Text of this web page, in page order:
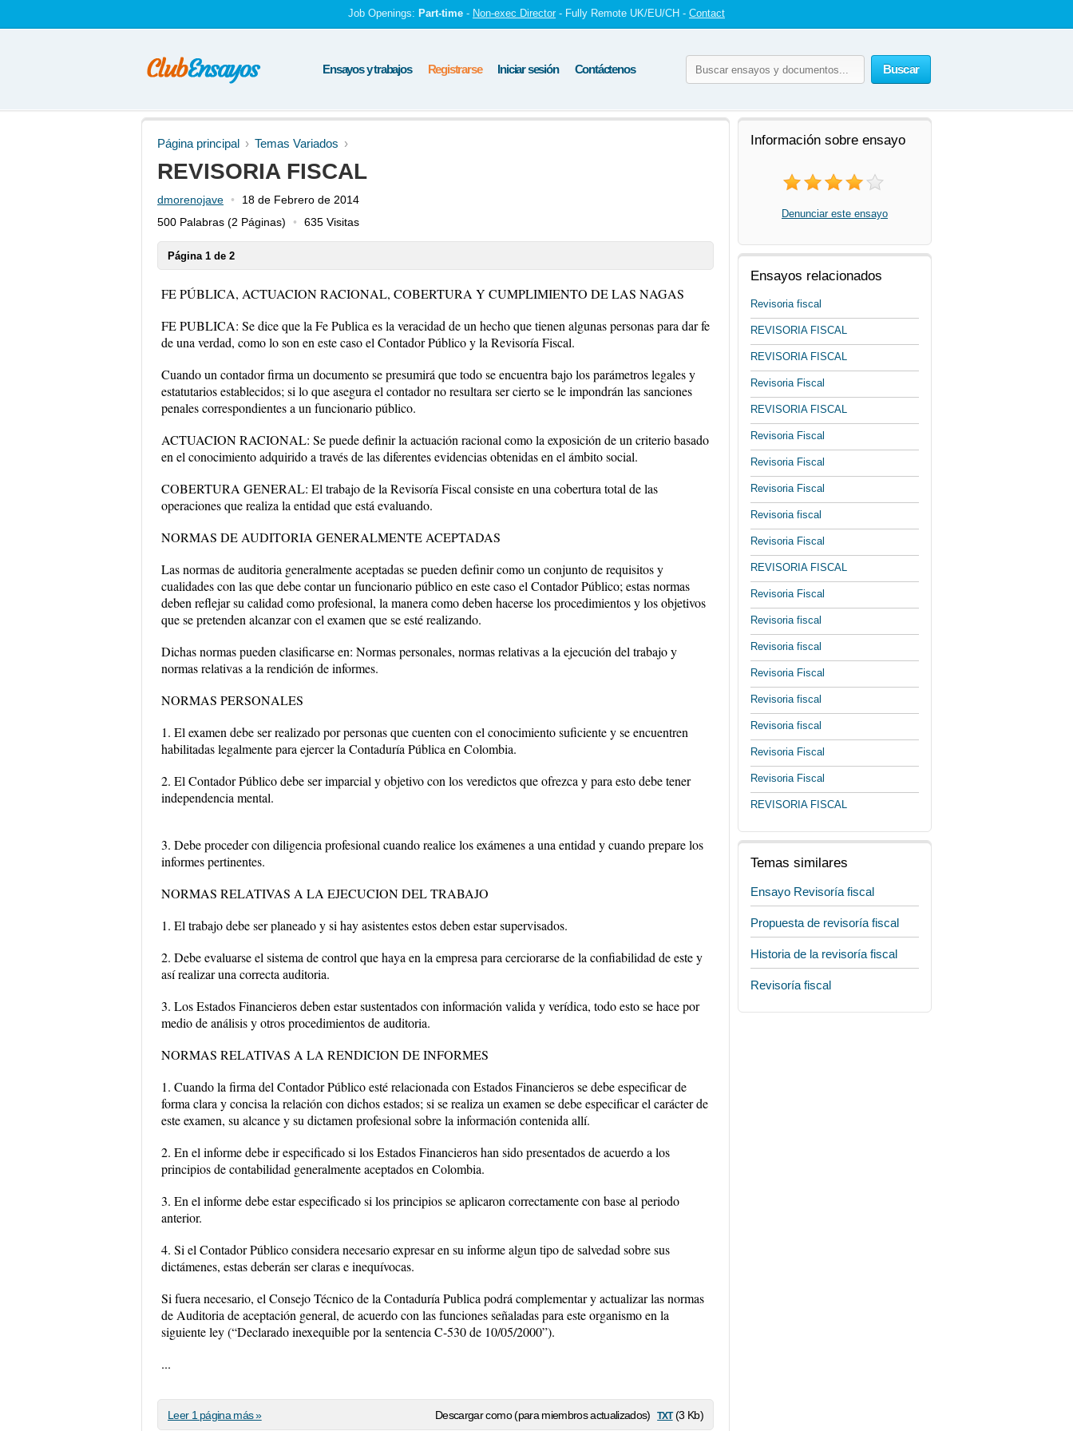
Job Openings: Part-time - Non-exec Director - Fully Remote UK/EU/CH - Contact
Buscar
Ensayos y trabajos Registrarse Iniciar sesión Contáctenos
Página principal Temas Variados
REVISORIA FISCAL
dmorenojave
18 de Febrero de 2014
500 Palabras (2 Páginas) 635 Visitas
Página 1 de 2
FE PÚBLICA, ACTUACION RACIONAL, COBERTURA Y CUMPLIMIENTO DE LAS NAGAS
FE PUBLICA: Se dice que la Fe Publica es la veracidad de un hecho que tienen algunas personas para dar fe
de una verdad, como lo son en este caso el Contador Público y la Revisoría Fiscal.
Cuando un contador firma un documento se presumirá que todo se encuentra bajo los parámetros legales y
estatutarios establecidos; si lo que asegura el contador no resultara ser cierto se le impondrán las sanciones
penales correspondientes a un funcionario público.
ACTUACION RACIONAL: Se puede definir la actuación racional como la exposición de un criterio basado
en el conocimiento adquirido a través de las diferentes evidencias obtenidas en el ámbito social.
COBERTURA GENERAL: El trabajo de la Revisoría Fiscal consiste en una cobertura total de las
operaciones que realiza la entidad que está evaluando.
NORMAS DE AUDITORIA GENERALMENTE ACEPTADAS
Las normas de auditoria generalmente aceptadas se pueden definir como un conjunto de requisitos y
cualidades con las que debe contar un funcionario público en este caso el Contador Público; estas normas
deben reflejar su calidad como profesional, la manera como deben hacerse los procedimientos y los objetivos
que se pretenden alcanzar con el examen que se esté realizando.
Dichas normas pueden clasificarse en: Normas personales, normas relativas a la ejecución del trabajo y
normas relativas a la rendición de informes.
NORMAS PERSONALES
1. El examen debe ser realizado por personas que cuenten con el conocimiento suficiente y se encuentren
habilitadas legalmente para ejercer la Contaduría Pública en Colombia.
2. El Contador Público debe ser imparcial y objetivo con los veredictos que ofrezca y para esto debe tener
independencia mental.
3. Debe proceder con diligencia profesional cuando realice los exámenes a una entidad y cuando prepare los
informes pertinentes.
NORMAS RELATIVAS A LA EJECUCION DEL TRABAJO
1. El trabajo debe ser planeado y si hay asistentes estos deben estar supervisados.
2. Debe evaluarse el sistema de control que haya en la empresa para cerciorarse de la confiabilidad de este y
así realizar una correcta auditoria.
3. Los Estados Financieros deben estar sustentados con información valida y verídica, todo esto se hace por
medio de análisis y otros procedimientos de auditoria.
NORMAS RELATIVAS A LA RENDICION DE INFORMES
1. Cuando la firma del Contador Público esté relacionada con Estados Financieros se debe especificar de
forma clara y concisa la relación con dichos estados; si se realiza un examen se debe especificar el carácter de
este examen, su alcance y su dictamen profesional sobre la información contenida allí.
2. En el informe debe ir especificado si los Estados Financieros han sido presentados de acuerdo a los
principios de contabilidad generalmente aceptados en Colombia.
3. En el informe debe estar especificado si los principios se aplicaron correctamente con base al periodo
anterior.
4. Si el Contador Público considera necesario expresar en su informe algun tipo de salvedad sobre sus
dictámenes, estas deberán ser claras e inequívocas.
Si fuera necesario, el Consejo Técnico de la Contaduría Publica podrá complementar y actualizar las normas
de Auditoria de aceptación general, de acuerdo con las funciones señaladas para este organismo en la
siguiente ley (“Declarado inexequible por la sentencia C-530 de 10/05/2000”).
...
Descargar como (para miembros actualizados) txt(3 Kb)
Leer 1 página más »
Información sobre ensayo
Denunciar este ensayo
Ensayos relacionados
Revisoria fiscal
REVISORIA FISCAL
REVISORIA FISCAL
Revisoria Fiscal
REVISORIA FISCAL
Revisoria Fiscal
Revisoria Fiscal
Revisoria Fiscal
Revisoria fiscal
Revisoria Fiscal
REVISORIA FISCAL
Revisoria Fiscal
Revisoria fiscal
Revisoria fiscal
Revisoria Fiscal
Revisoria fiscal
Revisoria fiscal
Revisoria Fiscal
Revisoria Fiscal
REVISORIA FISCAL
Temas similares
Ensayo Revisoría fiscal
Propuesta de revisoría fiscal
Historia de la revisoría fiscal
Revisoría fiscal